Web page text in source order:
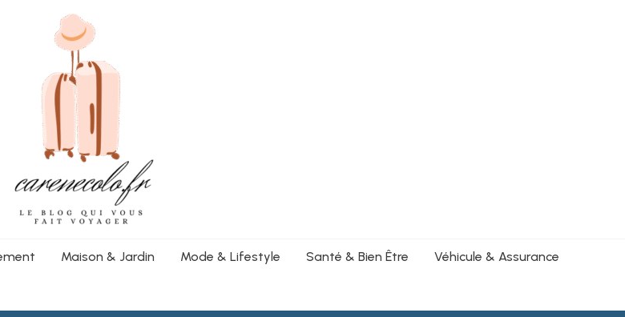
Maison & Jardin Mode & Lifestyle Santé & Bien Être Véhicule & Assurance